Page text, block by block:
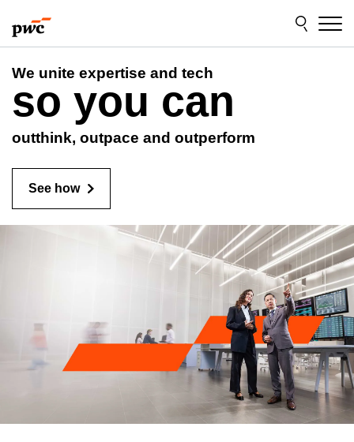
content
footer
We unite expertise and tech
so you can
outthink, outpace and outperform
See how